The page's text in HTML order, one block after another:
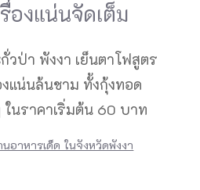
องแน่นจัดเต็ม
วป่า พังงา เย็นตาโฟสูตร
งแน่นล้นชาม ทั้งกุ้งทอด
นราคาเริ่มต้น 60 บาท
นอาหารเด็ด ในจังหวัดพังงา